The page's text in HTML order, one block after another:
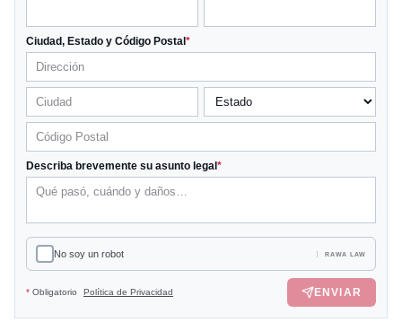
Ciudad, Estado y Código Postal *
Describa brevemente su asunto legal *
No soy un robot RAWA LAW
* Obligatorio Política de Privacidad ENVIAR